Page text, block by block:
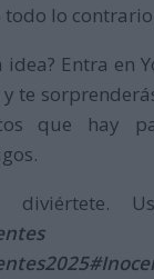
lo
idea? Entra en
y te
que hay
diviértete.